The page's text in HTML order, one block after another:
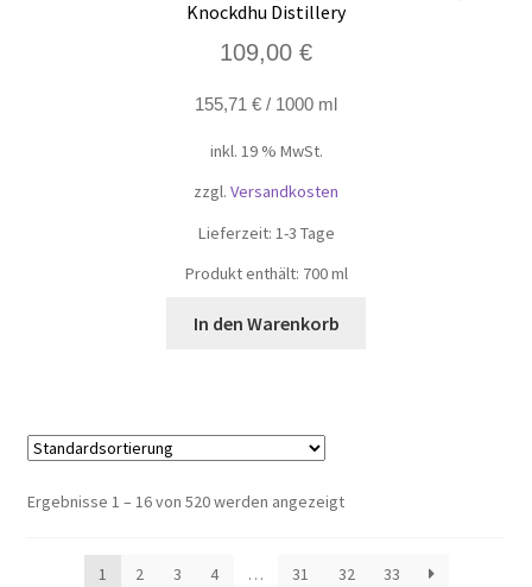
Knockdhu Distillery
109,00 €
155,71 € / 1000 ml
inkl. 19 % MwSt.
zzgl. Versandkosten
Lieferzeit: 1-3 Tage
Produkt enthält: 700ml
In den Warenkorb
Ergebnisse 1 – 16 von 520 werden angezeigt
1 2 3 4 … 31 32 33